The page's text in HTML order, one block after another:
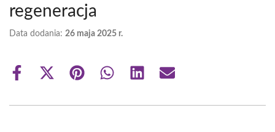
regeneracja
Data dodania: 26 maja 2025 r.
Share
Share
(Twitter)
Share Share Share Share